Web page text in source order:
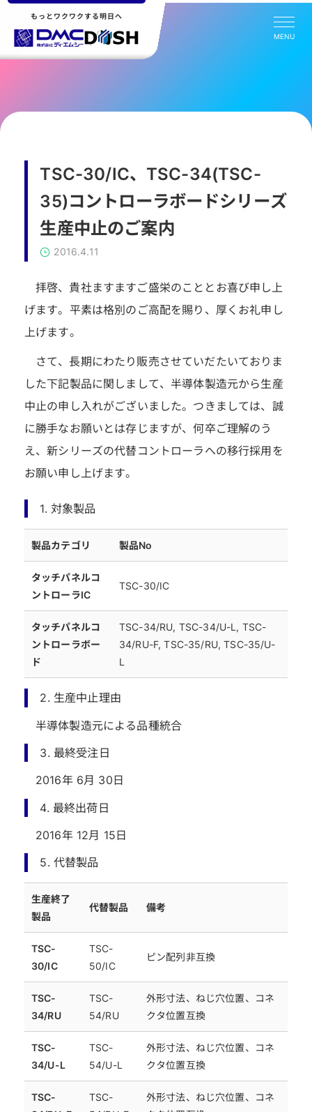
もっとワクワクする明日へ
MENU
TSC-30/IC、TSC-34(TSC-
35)コントローラボードシリーズ
生産中止のご案内
2016.4.11
拝啓、貴社ますますご盛栄のこととお喜び申し上
げます。平素は格別のご高配を賜り、厚くお礼申し
上げます。
さて、長期にわたり販売させていだたいておりま
した下記製品に関しまして、半導体製造元から生産
中止の申し入れがございました。つきましては、誠
に勝手なお願いとは存じますが、何卒ご理解のう
え、新シリーズの代替コントローラへの移行採用を
お願い申し上げます。
1. 対象製品
製品カテゴリ 製品No
タッチパネルコ
ントローラIC
TSC-30/IC
タッチパネルコ
ントローラボー
ド
TSC-34/RU, TSC-34/U-L, TSC-
34/RU-F, TSC-35/RU, TSC-35/U-
L
2. 生産中止理由
半導体製造元による品種統合
3. 最終受注日
2016年 6月 30日
4. 最終出荷日
2016年 12月 15日
5. 代替製品
生産終了
製品
代替製品 備考
TSC-
30/IC
TSC-
50/IC
ピン配列非互換
TSC-
34/RU
TSC-
54/RU
外形寸法、ねじ穴位置、コネ
クタ位置互換
TSC-
34/U-L
TSC-
54/U-L
外形寸法、ねじ穴位置、コネ
クタ位置互換
TSC-
TSC-
外形寸法、ねじ穴位置、コネ